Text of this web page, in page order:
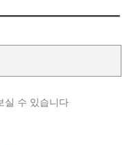
실 수 있습니다